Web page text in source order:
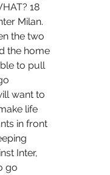
18
Milan.
the two
the home
to pull
want to
life
in front
Inter,
go